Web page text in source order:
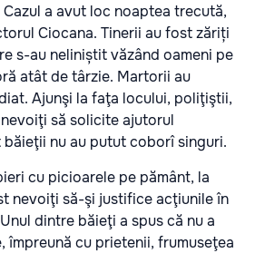
a avut loc noaptea trecută,
Ciocana. Tinerii au fost zăriți
s-au neliniștit văzând oameni pe
atât de târzie. Martorii au
Ajunşi la faţa locului, poliţiştii,
să solicite ajutorul
nu au putut coborî singuri.
cu picioarele pe pământ, la
nevoiţi să-şi justifice acţiunile în
dintre băieţi a spus că nu a
împreună cu prietenii, frumuseţea